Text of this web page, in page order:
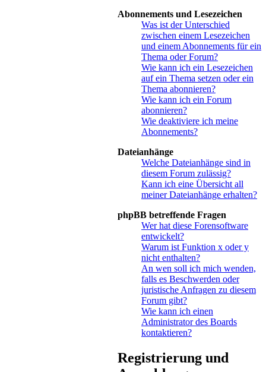
Abonnements und Lesezeichen
Was ist der Unterschied
zwischen einem Lesezeichen
und einem Abonnements für ein
Thema oder Forum?
Wie kann ich ein Lesezeichen
auf ein Thema setzen oder ein
Thema abonnieren?
Wie kann ich ein Forum
abonnieren?
Wie deaktiviere ich meine
Abonnements?
Dateianhänge
Welche Dateianhänge sind in
diesem Forum zulässig?
Kann ich eine Übersicht all
meiner Dateianhänge erhalten?
phpBB betreffende Fragen
Wer hat diese Forensoftware
entwickelt?
Warum ist Funktion x oder y
nicht enthalten?
An wen soll ich mich wenden,
falls es Beschwerden oder
juristische Anfragen zu diesem
Forum gibt?
Wie kann ich einen
Administrator des Boards
kontaktieren?
Registrierung und